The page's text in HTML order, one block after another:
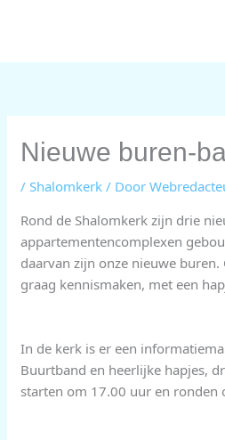
Nieuwe buren-
/Shalomkerk / Door
Rond de Shalomkerk zijn drie
appartementencomplexen
daarvan zijn onze nieuwe
graag kennismaken, met een
In de kerk is er een
Buurtband en heerlijke hapjes,
starten om 17.00 uur en ronden